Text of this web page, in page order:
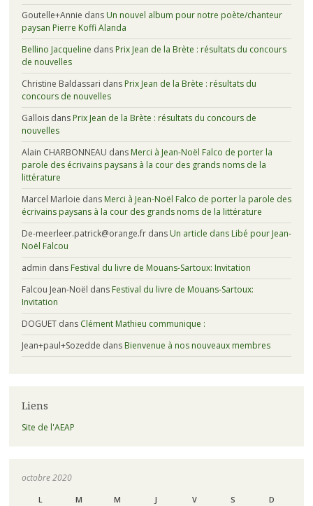
Goutelle+Annie dans Un nouvel album pour notre poète/chanteur
paysan Pierre Koffi Alanda
Bellino Jacqueline dans Prix Jean de la Brète : résultats du concours
de nouvelles
Christine Baldassari dans Prix Jean de la Brète : résultats du
concours de nouvelles
Galloisdans Prix Jean de la Brète : résultats du concours de
nouvelles
Alain CHARBONNEAU dans Merci à Jean-Noël Falco de porter la
parole des écrivains paysans à la cour des grands noms de la
littérature
Marcel Marloie dans Merci à Jean-Noël Falco de porter la parole des
écrivains paysans à la cour des grands noms de la littérature
De-meerleer.patrick@orange.frdans Un article dans Libé pour Jean-
Noël Falcou
admin dans Festival du livre de Mouans-Sartoux: Invitation
Falcou Jean-Noël dans Festival du livre de Mouans-Sartoux:
Invitation
DOGUETdans Clément Mathieu communique :
Jean+paul+Sozedde dans Bienvenue à nos nouveaux membres
Liens
Site de l'AEAP
octobre 2020
L M M J V S D